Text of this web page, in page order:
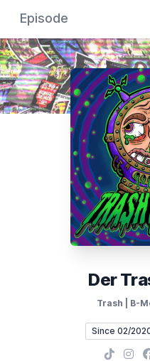
Episode
Der
Trash | B-
Since 02/
TikTok